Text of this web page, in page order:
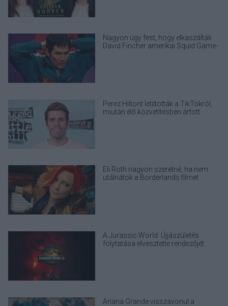
Nagyon úgy fest, hogy elkaszálták
David Fincher amerikai Squid Game-
Perez Hiltont letiltották a TikTokról,
miután élő közvetítésben ártott
Eli Roth nagyon szeretné, ha nem
utálnátok a Borderlands filmet
A Jurassic World: Újjászületés
folytatása elvesztette rendezőjét
Ariana Grande visszavonul a